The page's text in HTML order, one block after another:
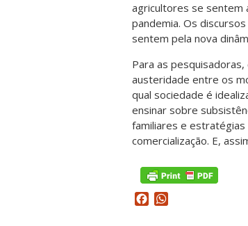
agricultores se sentem
pandemia. Os
sentem pela nova
Para as
austeridade entre os
qual sociedade é
ensinar sobre
familiares e
comercialização. E,
Facebook